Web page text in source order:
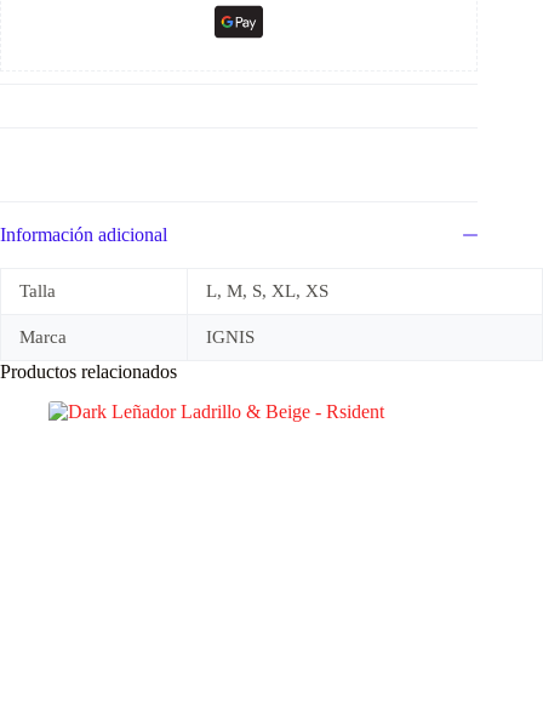
Información adicional
Talla L, M, S, XL, XS
Marca IGNIS
Productos relacionados